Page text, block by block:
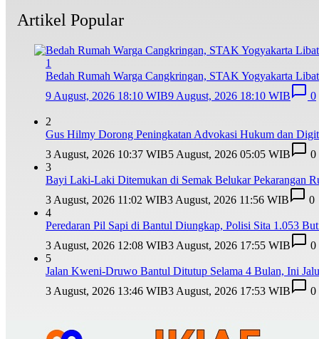
Artikel Popular
1
Bedah Rumah Warga Cangkringan, STAK Yogyakarta
9 August, 2026 18:10 WIB9 August, 2026 18:10 WIB 0
2
Gus Hilmy Dorong Peningkatan Advokasi Hukum dan
3 August, 2026 10:37 WIB5 August, 2026 05:05 WIB
0
3
Bayi Laki-Laki Ditemukan di Semak Belukar Pekarangan
3 August, 2026 11:02 WIB3 August, 2026 11:56 WIB
0
4
Peredaran Pil Sapi di Bantul Diungkap, Polisi Sita 1.053
3 August, 2026 12:08 WIB3 August, 2026 17:55 WIB
0
5
Jalan Kweni-Druwo Bantul Ditutup Selama 4 Bulan, Ini
3 August, 2026 13:46 WIB3 August, 2026 17:53 WIB 0